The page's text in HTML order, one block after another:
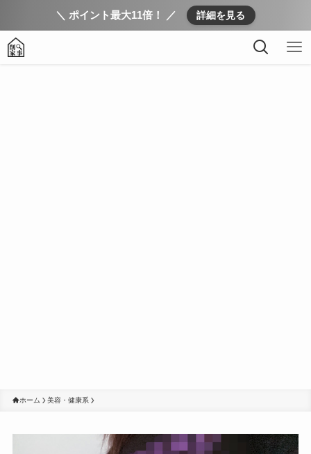
＼ ポイント最大11倍！ ／ 詳細を見る
ホーム 美容・健康系